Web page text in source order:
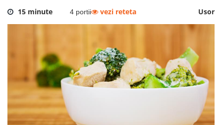
15 minute 4 portii Usor
vezi reteta